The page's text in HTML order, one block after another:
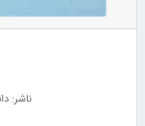
ناشر: